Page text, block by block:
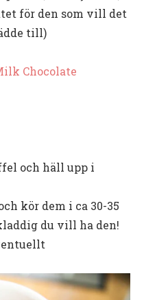
för den som vill det
till)
Chocolate
och häll upp i
kör dem i ca 30-35
du vill ha den!